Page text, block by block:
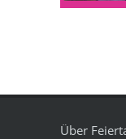
Über